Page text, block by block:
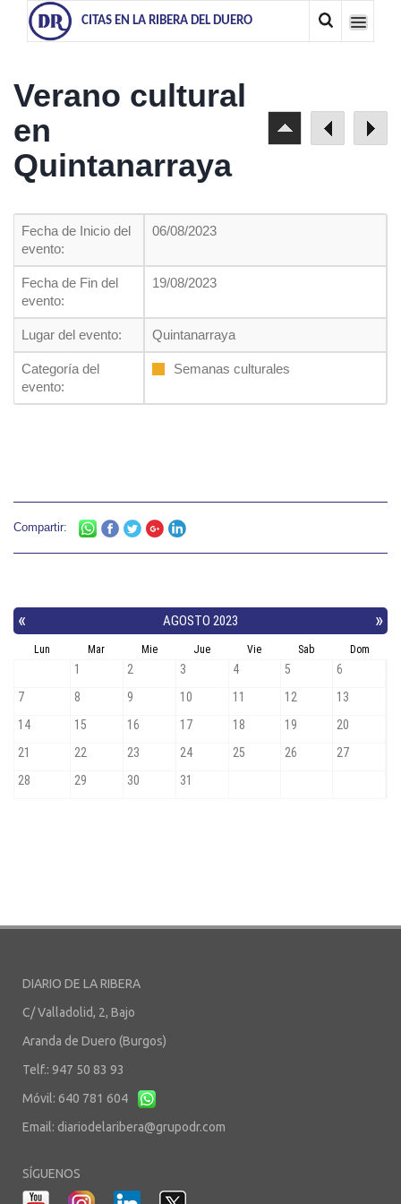
CITAS EN LA RIBERA DEL DUERO
Verano cultural
en
Quintanarraya
Fecha de Inicio del
evento:
06/08/2023
Fecha de Fin del
evento:
19/08/2023
Lugar del evento: Quintanarraya
Categoría del
evento:
Semanas culturales
Compartir:
DIARIO DE LA RIBERA
C/ Valladolid, 2, Bajo
Aranda de Duero (Burgos)
Telf.: 947 50 83 93
Móvil: 640 781 604
Email: diariodelaribera@grupodr.com
SÍGUENOS